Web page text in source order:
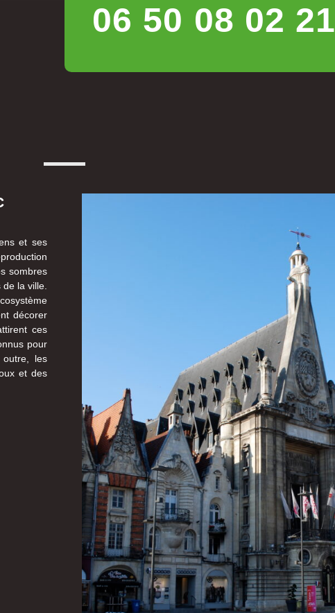
06 50 08 02 21
et ses
sombres
la ville.
décorer
ces
pour
outre, les
et des